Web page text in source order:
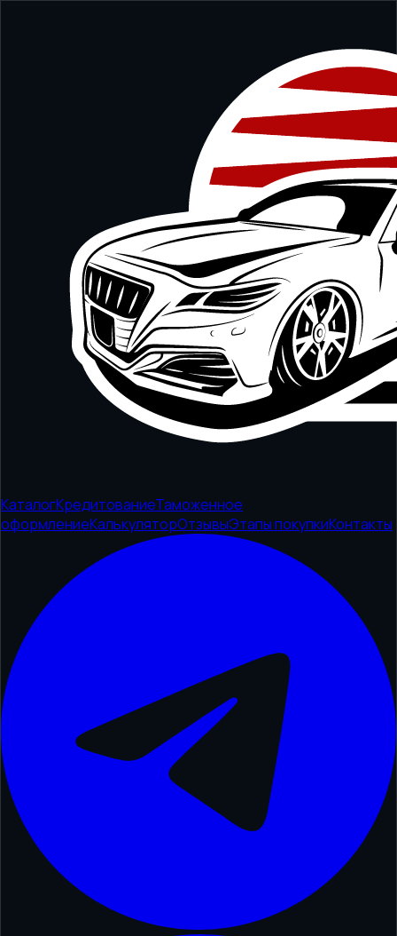
КаталогКредитованиеТаможенное
оформлениеКалькуляторОтзывыЭтапы покупкиКонтакты